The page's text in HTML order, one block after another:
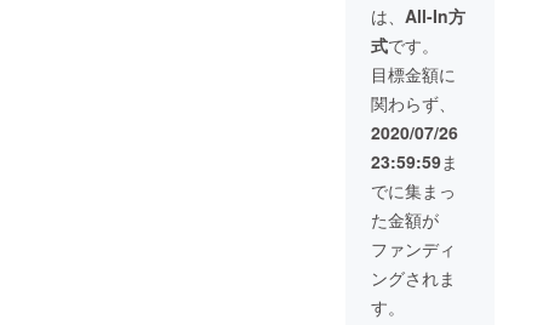
日まで
ティー
コース
の御利
用は仕
入れの
関係で
１週間
のご予
約とな
りま
す。 ＊
ご使用
期間２
０２０
だいて
いる食
事券以
上の御
食事代
は別途
追加料
金にて
お求め
いただ
けま
す。 ＊
他の食
事券や
クーポ
事代と
してご
利用い
ただけ
ます。
＊御食
事券で
のお支
払いに
なる場
合はお
釣りが
発生致
しませ
んので
は、 All-In方
式です。
目標金額に
関わらず、
2020/07/26
23:59:59ま
でに集まっ
た金額が
ファンディ
ングされま
す。